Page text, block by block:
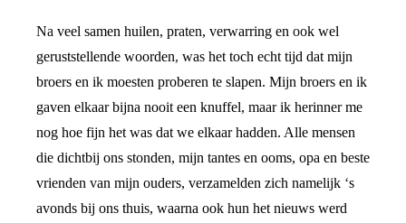
Na veel samen huilen, praten, verwarring en ook wel
geruststellende woorden, was het toch echt tijd dat mijn
broers en ik moesten proberen te slapen. Mijn broers en ik
gaven elkaar bijna nooit een knuffel, maar ik herinner me
nog hoe fijn het was dat we elkaar hadden. Alle mensen
die dichtbij ons stonden, mijn tantes en ooms, opa en beste
vrienden van mijn ouders, verzamelden zich namelijk ‘s
avonds bij ons thuis, waarna ook hun het nieuws werd